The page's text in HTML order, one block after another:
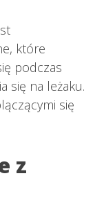
które
podczas
się na leżaku.
się
z